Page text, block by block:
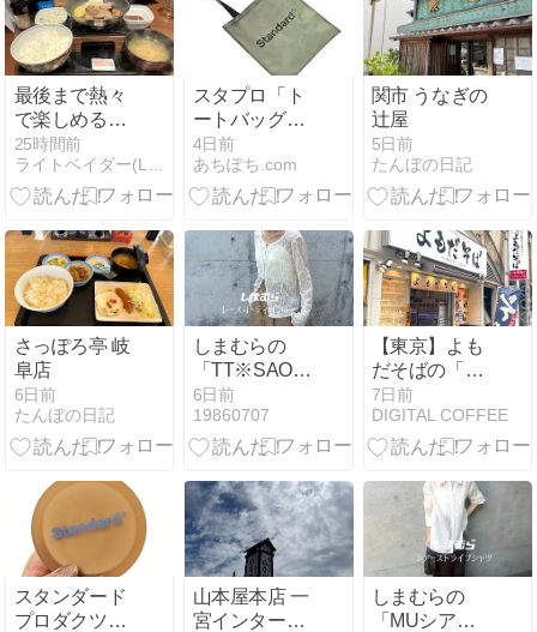
プレーンレモ
ンサワー
ームチョコフ
ラッペ・マン
ゴースムージ
ー
最後まで熱々
で楽しめる、
鉄板仕立ての
ごちそう ‐ス
テーキにかけ
も楽しめる別
添えオニオン
ソース‐ 吉野
家 極旨牛鉄板
ステーキ定食
25時間前
ライトベイダー(Lightvader)のグルメ日記
スタプロ「ト
ートバッグ」
はクリア×メ
ッシュがおし
ゃれ！夏のお
たりな330円
バッグ◎
4日前
あちぽち.com
関市 うなぎの
辻屋
5日前
たんぼの日記
さっぽろ亭 岐
阜店
6日前
たんぼの日記
しまむらの
「TT※SAO※
レースCD」の
使用感レビュ
ー！小花が散
レースが非常
にかわいい。
メロウな袖口
のデザイン性
が素敵なカー
ディガン♪
6日前
19860707
【東京】よも
だそばの「半
よもだカレー
と半たぬきそ
ばセット」の
7日前
DIGITAL COFFEE
スタンダード
プロダクツ
山本屋本店 一
宮インター北
しまむらの
「MUシアー